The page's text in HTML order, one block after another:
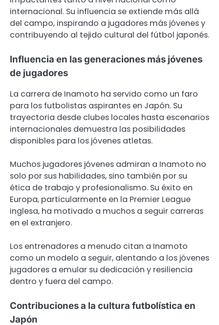
internacional. Su influencia se extiende más allá
del campo, inspirando a jugadores más jóvenes y
contribuyendo al tejido cultural del fútbol japonés.
Influencia en las generaciones más jóvenes
de jugadores
La carrera de Inamoto ha servido como un faro
para los futbolistas aspirantes en Japón. Su
trayectoria desde clubes locales hasta escenarios
internacionales demuestra las posibilidades
disponibles para los jóvenes atletas.
Muchos jugadores jóvenes admiran a Inamoto no
solo por sus habilidades, sino también por su
ética de trabajo y profesionalismo. Su éxito en
Europa, particularmente en la Premier League
inglesa, ha motivado a muchos a seguir carreras
en el extranjero.
Los entrenadores a menudo citan a Inamoto
como un modelo a seguir, alentando a los jóvenes
jugadores a emular su dedicación y resiliencia
dentro y fuera del campo.
Contribuciones a la cultura futbolística en
Japón